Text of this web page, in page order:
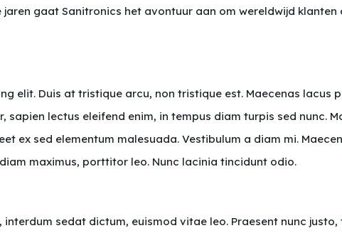
gaat Sanitronics het avontuur aan om wereldwijd
elit. Duis at tristique arcu, non tristique est. Maecenas lacus
sapien lectus eleifend enim, in tempus diam turpis sed nunc.
ex sed elementum malesuada. Vestibulum a diam mi.
maximus, porttitor leo. Nunc lacinia tincidunt odio.
interdum sedat dictum, euismod vitae leo. Praesent nunc